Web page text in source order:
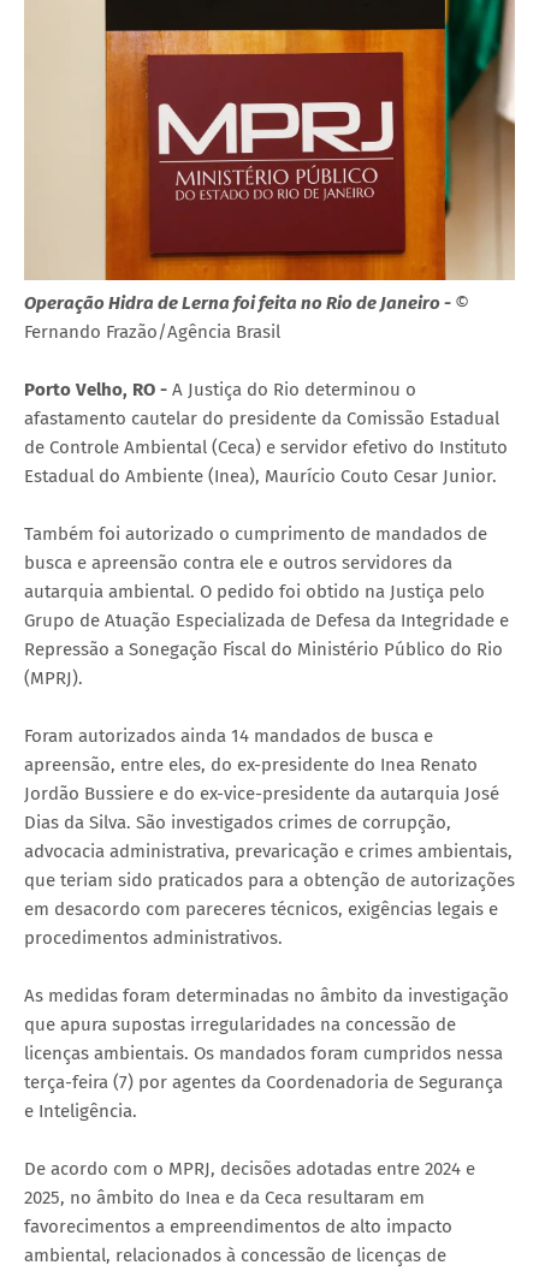
Operação Hidra de Lerna foi feita no Rio de Janeiro - ©
Fernando Frazão/Agência Brasil
Porto Velho, RO - A Justiça do Rio determinou o
afastamento cautelar do presidente da Comissão Estadual
de Controle Ambiental (Ceca) e servidor efetivo do Instituto
Estadual do Ambiente (Inea), Maurício Couto Cesar Junior.
Também foi autorizado o cumprimento de mandados de
busca e apreensão contra ele e outros servidores da
autarquia ambiental. O pedido foi obtido na Justiça pelo
Grupo de Atuação Especializada de Defesa da Integridade e
Repressão a Sonegação Fiscal do Ministério Público do Rio
(MPRJ).
Foram autorizados ainda 14 mandados de busca e
apreensão, entre eles, do ex-presidente do Inea Renato
Jordão Bussiere e do ex-vice-presidente da autarquia José
Dias da Silva. São investigados crimes de corrupção,
advocacia administrativa, prevaricação e crimes ambientais,
que teriam sido praticados para a obtenção de autorizações
em desacordo com pareceres técnicos, exigências legais e
procedimentos administrativos.
As medidas foram determinadas no âmbito da investigação
que apura supostas irregularidades na concessão de
licenças ambientais. Os mandados foram cumpridos nessa
terça-feira (7) por agentes da Coordenadoria de Segurança
e Inteligência.
De acordo com o MPRJ, decisões adotadas entre 2024 e
2025, no âmbito do Inea e da Ceca resultaram em
favorecimentos a empreendimentos de alto impacto
ambiental, relacionados à concessão de licenças de